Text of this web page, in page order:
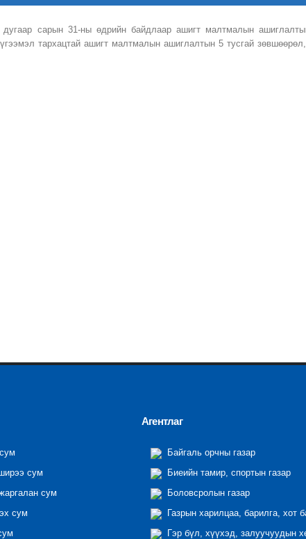
сарын 31-ны өдрийн байдлаар ашигт малтмалын
тархацтай ашигт малтмалын ашиглалтын 5 тусгай
сум
сум
сум
Агентлаг
Байгаль орчны газар
Биеийн тамир, спортын газар
Боловсролын газар
Газрын харилцаа, барилга, хот
Гэр бүл, хүүхэд, залуучуудын